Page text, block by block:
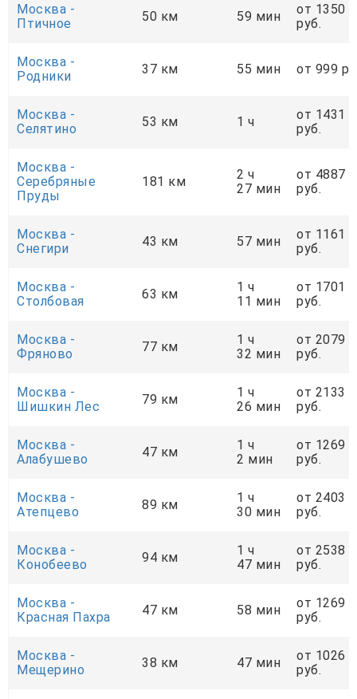
Москва -
Птичное
50 км 59 мин
от 1350
руб.
Москва -
Родники
37 км 55 мин от 999
Москва -
Селятино
53 км 1 ч
от 1431
руб.
Москва -
Серебряные
Пруды
181 км
2 ч
27 мин
от 4887
руб.
Москва -
Снегири
43 км 57 мин
от 1161
руб.
Москва -
Столбовая
63 км
1 ч
11 мин
от 1701
руб.
Москва -
Фряново
77 км
1 ч
32 мин
от 2079
руб.
Москва -
Шишкин Лес
79 км
1 ч
26 мин
от 2133
руб.
Москва -
Алабушево
47 км
1 ч
2 мин
от 1269
руб.
Москва -
Атепцево
89 км
1 ч
30 мин
от 2403
руб.
Москва -
Конобеево
94 км
1 ч
47 мин
от 2538
руб.
Москва -
Красная Пахра
47 км 58 мин
от 1269
руб.
Москва -
Мещерино
38 км 47 мин
от 1026
руб.